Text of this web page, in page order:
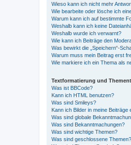
Wieso kann ich nicht mehr
Wie bearbeite oder lösche ich
Warum kann ich auf bestimmte
Weshalb kann ich keine
Weshalb wurde ich verwarnt?
Wie kann ich Beiträge den
Was bewirkt die „Speichern“-
Warum muss mein Beitrag erst
Wie markiere ich ein Thema als
Textformatierung und
Was ist BBCode?
Kann ich HTML benutzen?
Was sind Smileys?
Kann ich Bilder in meine Beiträge
Was sind globale
Was sind Bekanntmachungen?
Was sind wichtige Themen?
Was sind geschlossene Themen?